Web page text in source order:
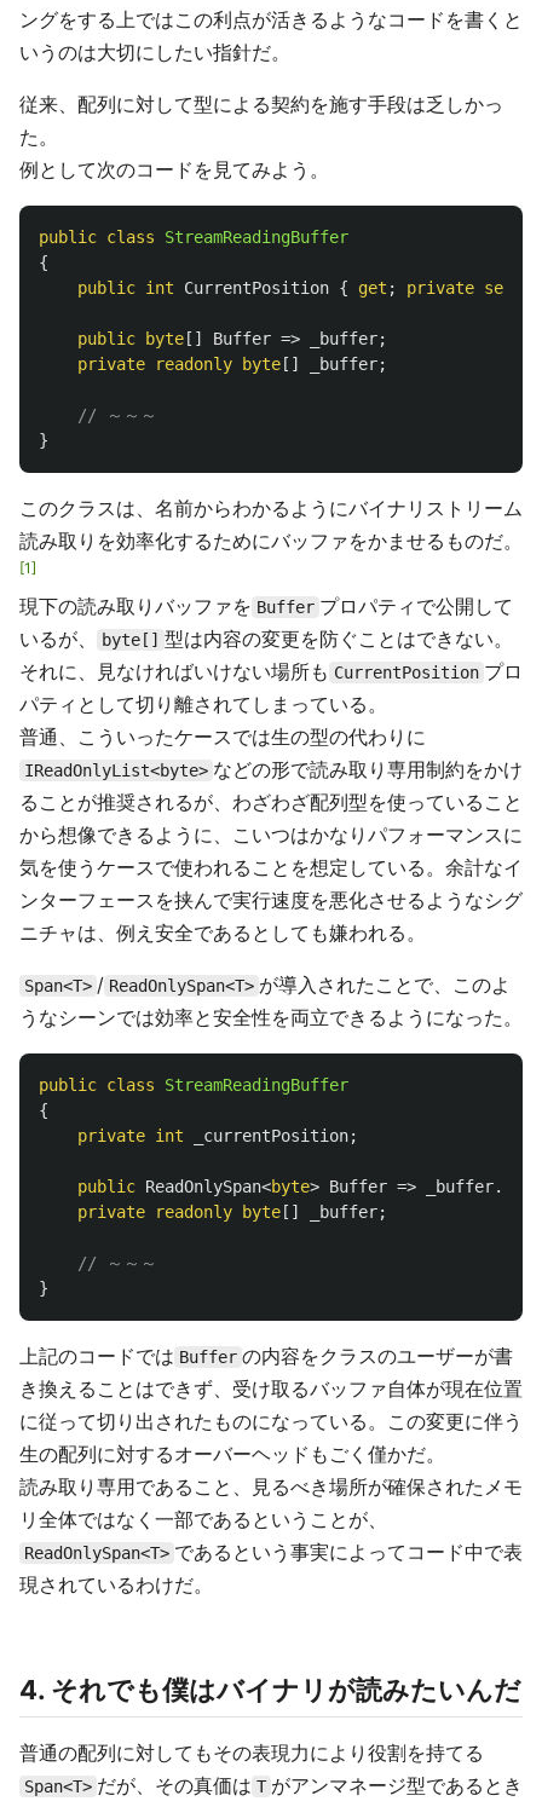
ングをする上ではこの利点が活きるようなコードを書くと
いうのは大切にしたい指針だ。
従来、配列に対して型による契約を施す手段は乏しかっ
た。
例として次のコードを見てみよう。
public class
StreamReadingBuffer
{
public int CurrentPosition { get ; private set
public byte [] Buffer => _buffer;
private
readonly byte [] _buffer;
// ～～～
}
このクラスは、名前からわかるようにバイナリストリーム
読み取りを効率化するためにバッファをかませるものだ。
1
現下の読み取りバッファを Buffer プロパティで公開して
いるが、
byte[] 型は内容の変更を防ぐことはできない。
それに、見なければいけない場所も CurrentPosition プロ
パティとして切り離されてしまっている。
普通、こういったケースでは生の型の代わりに
IReadOnlyList<byte> などの形で読み取り専用制約をかけ
ることが推奨されるが、わざわざ配列型を使っていること
から想像できるように、こいつはかなりパフォーマンスに
気を使うケースで使われることを想定している。余計なイ
ンターフェースを挟んで実行速度を悪化させるようなシグ
ニチャは、例え安全であるとしても嫌われる。
Span<T> / ReadOnlySpan<T> が導入されたことで、このよ
うなシーンでは効率と安全性を両立できるようになった。
public class
StreamReadingBuffer
{
private int _currentPosition;
public ReadOnlySpan<byte> Buffer => _buffer.
private
readonly byte [] _buffer;
// ～～～
}
上記のコードでは Buffer の内容をクラスのユーザーが書
き換えることはできず、受け取るバッファ自体が現在位置
に従って切り出されたものになっている。この変更に伴う
生の配列に対するオーバーヘッドもごく僅かだ。
読み取り専用であること、見るべき場所が確保されたメモ
リ全体ではなく一部であるということが、
ReadOnlySpan<T> であるという事実によってコード中で表
現されているわけだ。
4. それでも僕はバイナリが読みたいんだ
普通の配列に対してもその表現力により役割を持てる
Span<T> だが、その真価は T がアンマネージ型であるとき